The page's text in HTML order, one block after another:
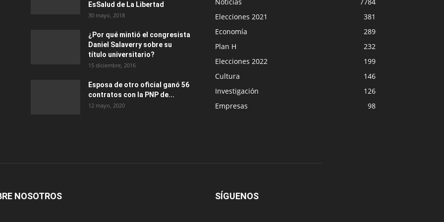
EsSalud de La Libertad
30 mayo, 2018
¿Por qué mintió el congresista
Daniel Salaverry sobre su
título universitario?
15 diciembre, 2016
Esposa de otro oficial ganó 56
contratos con la PNP de...
12 mayo, 2020
Elecciones 2021
381
Economía
289
Plan H
232
Elecciones 2022
199
Cultura
146
Investigación
126
Empresas
98
NOSOTROS SÍGUENOS